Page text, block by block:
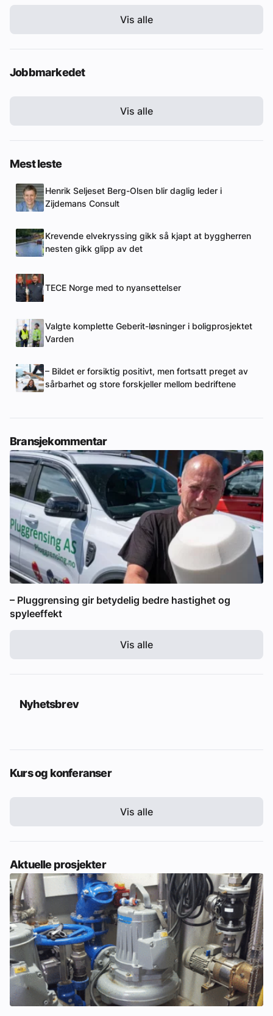
Vis alle
Jobbmarkedet
Vis alle
Mest leste
Henrik Seljeset Berg-Olsen blir daglig leder i
Zijdemans Consult
Krevende elvekryssing gikk så kjapt at byggherren
nesten gikk glipp av det
TECE Norge med to nyansettelser
Valgte komplette Geberit-løsninger i boligprosjektet
Varden
– Bildet er forsiktig positivt, men fortsatt preget av
sårbarhet og store forskjeller mellom bedriftene
Bransjekommentar
– Pluggrensing gir betydelig bedre hastighet og
spyleeffekt
Vis alle
Nyhetsbrev
Kurs og konferanser
Vis alle
Aktuelle prosjekter